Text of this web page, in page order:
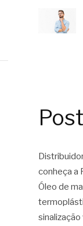
conheça a
Óleo de
sinalização